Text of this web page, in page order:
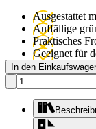
Ausgestattet
Auffällige
Praktisches
Geeignet für
In den